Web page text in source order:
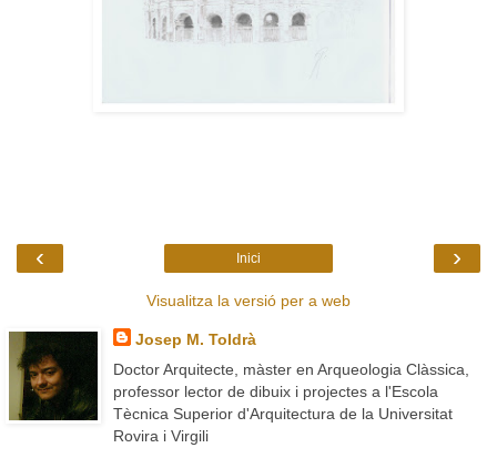
‹ ›
Inici
Visualitza la versió per a web
Josep M. Toldrà
Doctor Arquitecte, màster en Arqueologia Clàssica,
professor lector de dibuix i projectes a l'Escola
Tècnica Superior d'Arquitectura de la Universitat
Rovira i Virgili